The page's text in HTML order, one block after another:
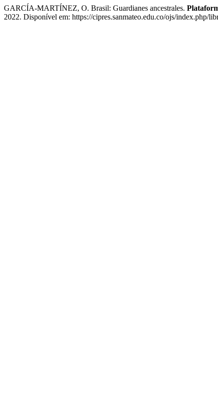
GARCÍA-MARTÍNEZ, O. Brasil: Guardianes ancestrales.
2022. Disponível em: https://cipres.sanmateo.edu.co/ojs/index.php/